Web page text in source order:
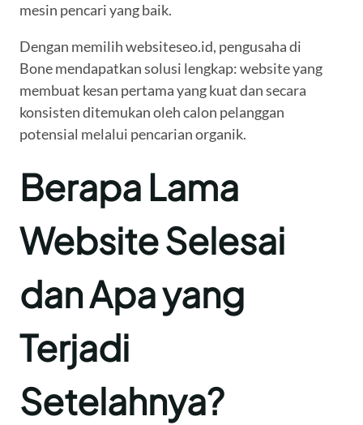
mesin pencari yang baik.
Dengan memilih websiteseo.id, pengusaha di
Bone mendapatkan solusi lengkap: website yang
membuat kesan pertama yang kuat dan secara
konsisten ditemukan oleh calon pelanggan
potensial melalui pencarian organik.
Berapa Lama
Website Selesai
dan Apa yang
Terjadi
Setelahnya?